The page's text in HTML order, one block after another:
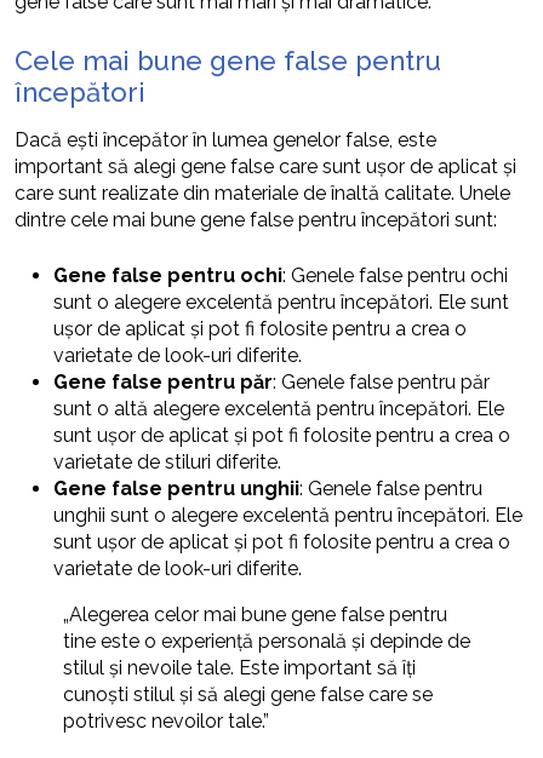
Cele mai bune gene false pentru
începători
Dacă ești începător în lumea genelor false, este
important să alegi gene false care sunt ușor de aplicat și
care sunt realizate din materiale de înaltă calitate. Unele
dintre cele mai bune gene false pentru începători sunt:
Gene false pentru ochi: Genele false pentru ochi
sunt o alegere excelentă pentru începători. Ele sunt
ușor de aplicat și pot fi folosite pentru a crea o
varietate de look-uri diferite.
Gene false pentru păr: Genele false pentru păr
sunt o altă alegere excelentă pentru începători. Ele
sunt ușor de aplicat și pot fi folosite pentru a crea o
varietate de stiluri diferite.
Gene false pentru unghii: Genele false pentru
unghii sunt o alegere excelentă pentru începători. Ele
sunt ușor de aplicat și pot fi folosite pentru a crea o
varietate de look-uri diferite.
„Alegerea celor mai bune gene false pentru
tine este o experiență personală și depinde de
stilul și nevoile tale. Este important să îți
cunoști stilul și să alegi gene false care se
potrivesc nevoilor tale.”